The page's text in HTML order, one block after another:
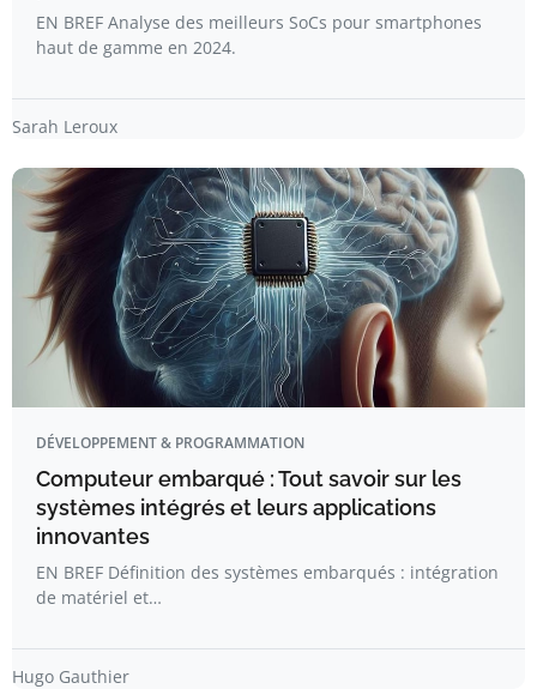
EN BREF Analyse des meilleurs SoCs pour smartphones
haut de gamme en 2024.
Sarah Leroux
DÉVELOPPEMENT & PROGRAMMATION
Computeur embarqué : Tout savoir sur les
systèmes intégrés et leurs applications
innovantes
EN BREF Définition des systèmes embarqués : intégration
de matériel et…
Hugo Gauthier